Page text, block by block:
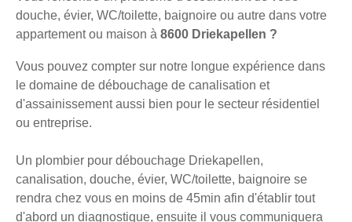
douche, évier, WC/toilette, baignoire ou autre dans votre
appartement ou maison à 8600 Driekapellen ?
Vous pouvez compter sur notre longue expérience dans
le domaine de débouchage de canalisation et
d'assainissement aussi bien pour le secteur résidentiel
ou entreprise.
Un plombier pour débouchage Driekapellen,
canalisation, douche, évier, WC/toilette, baignoire se
rendra chez vous en moins de 45min afin d'établir tout
d'abord un diagnostique, ensuite il vous communiquera